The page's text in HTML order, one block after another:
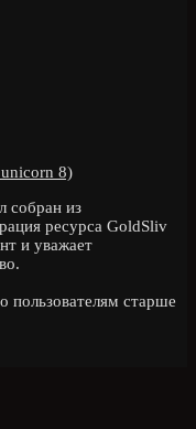
8)
собран из
ресурса GoldSliv
и уважает
пользователям старше